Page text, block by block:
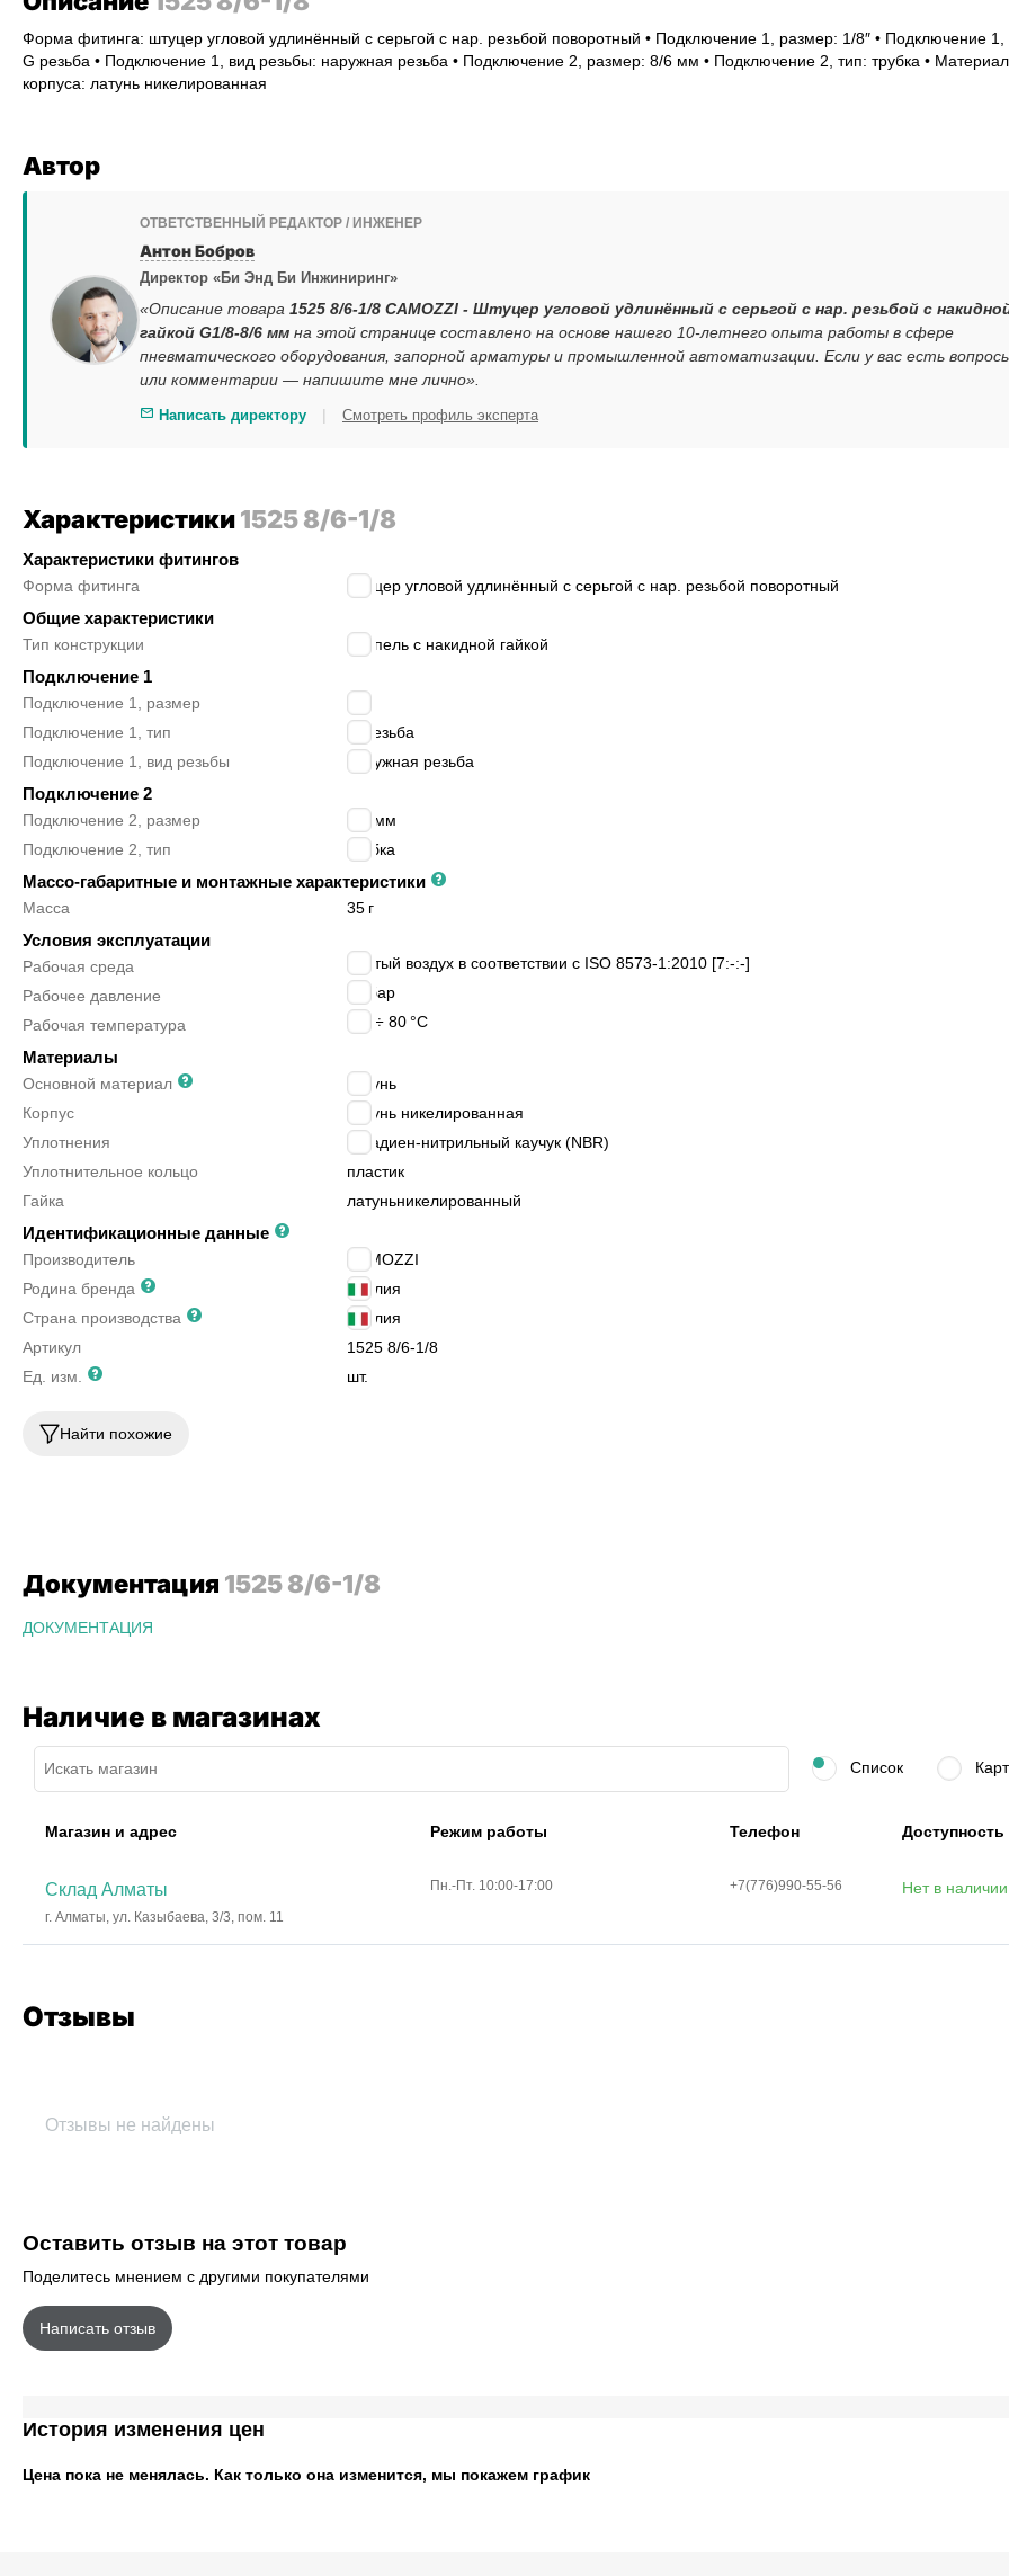
Форма фитинга: штуцер угловой удлинённый с серьгой с нар. резьбой поворотный • Подключение 1, размер: 1/8″ • Подключение 1,
G резьба • Подключение 1, вид резьбы: наружная резьба • Подключение 2, размер: 8/6 мм • Подключение 2, тип: трубка • Материал
корпуса: латунь никелированная
Автор
ОТВЕТСТВЕННЫЙ РЕДАКТОР / ИНЖЕНЕР
Антон Бобров
Директор «Би Энд Би Инжиниринг»
«Описание товара 1525 8/6-1/8 CAMOZZI - Штуцер угловой удлинённый с серьгой с нар. резьбой с
гайкой G1/8-8/6 мм на этой странице составлено на основе нашего 10-летнего опыта работы в сфере
пневматического оборудования, запорной арматуры и промышленной автоматизации. Если у вас есть
или комментарии — напишите мне лично».
Написать директору | Смотреть профиль эксперта
Характеристики1525 8/6-1/8
Характеристики фитингов
Форма фитинга штуцер угловой удлинённый с серьгой с нар. резьбой поворотный
Общие характеристики
Тип конструкции ниппель с накидной гайкой
Подключение 1
Подключение 1, размер
Подключение 1, тип
G резьба
Подключение 1, вид резьбы
наружная резьба
Подключение 2
Подключение 2, размер
8/6 мм
Подключение 2, тип
трубка
Массо-габаритные и монтажные характеристики
Масса 35 г
Условия эксплуатации
Рабочая среда
сжатый воздух в соответствии с ISO 8573-1:2010 [7:-:-]
Рабочее давление
бар
Рабочая температура
-20 ÷ 80 °C
Материалы
Основной материал
латунь
Корпус
латунь никелированная
Уплотнения
бутадиен-нитрильный каучук (NBR)
Уплотнительное кольцо
пластик
Гайка
латуньникелированный
Идентификационные данные
Производитель
CAMOZZI
Родина бренда
Италия
Страна производства
Италия
Артикул
1525 8/6-1/8
Ед. изм.
шт.
Найти похожие
Документация 1525 8/6-1/8
ДОКУМЕНТАЦИЯ
Наличие в магазинах
Список
Магазин и адрес Режим работы Телефон Доступность
Склад Алматы
г. Алматы, ул. Казыбаева, 3/3, пом. 11
Пн.-Пт. 10:00-17:00 +7(776)990-55-56 Нет в наличии
Отзывы
Отзывы не найдены
Оставить отзыв на этот товар
Поделитесь мнением с другими покупателями
Написать отзыв
История изменения цен
Цена пока не менялась. Как только она изменится, мы покажем график